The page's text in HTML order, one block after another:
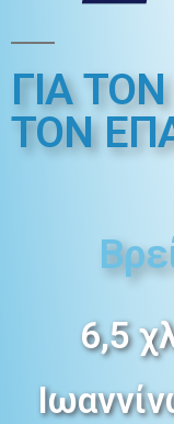
ΓΙΑ ΤΟΝ
ΤΟΝ
6,5